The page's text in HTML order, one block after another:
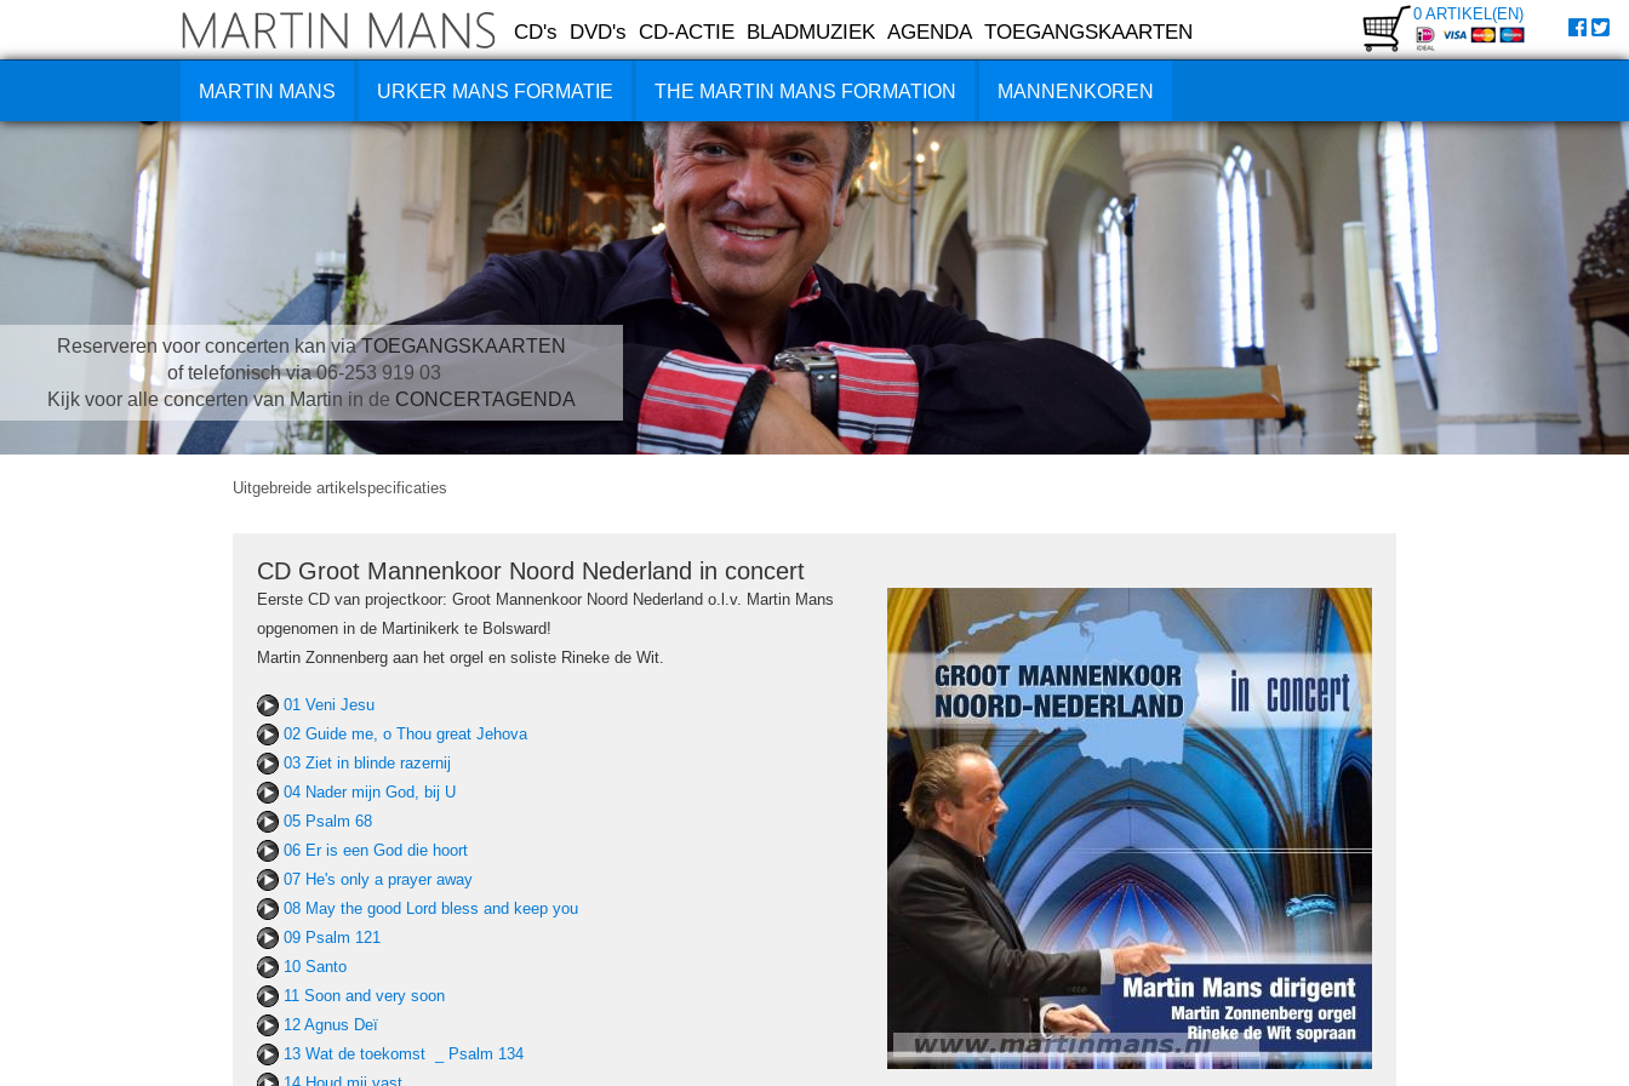
CD's DVD's CD-ACTIE BLADMUZIEK AGENDA TOEGANGSKAARTEN
0 ARTIKEL(EN)
MARTIN MANS URKER MANS FORMATIE THE MARTIN MANS FORMATION MANNENKOREN
Reserveren voor concerten kan viaTOEGANGSKAARTEN
of telefonisch via 06-253 919 03
Kijk voor alle concerten van Martin in de CONCERTAGENDA
Uitgebreide artikelspecificaties
CD Groot Mannenkoor Noord Nederland in concert
Eerste CD van projectkoor: Groot Mannenkoor Noord Nederland o.l.v. Martin Mans
opgenomen in de Martinikerk te Bolsward!
Martin Zonnenberg aan het orgel en soliste Rineke de Wit.
01 Veni Jesu
02 Guide me, o Thou great Jehova
03 Ziet in blinde razernij
04 Nader mijn God, bij U
05 Psalm 68
06 Er is een God die hoort
07 He's only a prayer away
08 May the good Lord bless and keep you
09 Psalm 121
10 Santo
11 Soon and very soon
12 Agnus Deï
13 Wat de toekomst _ Psalm 134